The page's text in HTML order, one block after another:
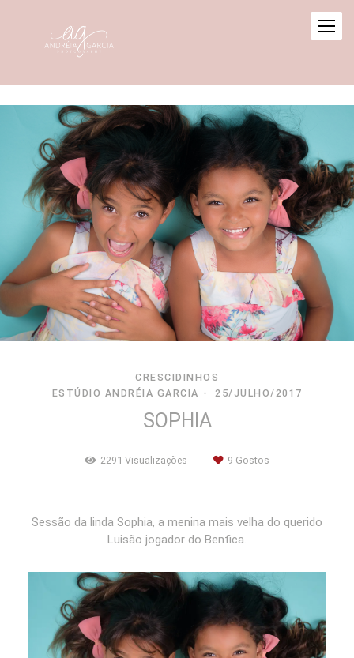
CRESCIDINHOS
ESTÚDIO ANDRÉIA GARCIA
25/JULHO/2017
SOPHIA
2291 Visualizações 9 Gostos
Sessão da linda Sophia, a menina mais velha do querido
Luisão jogador do Benfica.